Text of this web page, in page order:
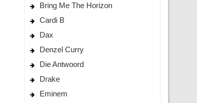
Bring Me The Horizon
Cardi B
Dax
Denzel Curry
Die Antwoord
Drake
Eminem